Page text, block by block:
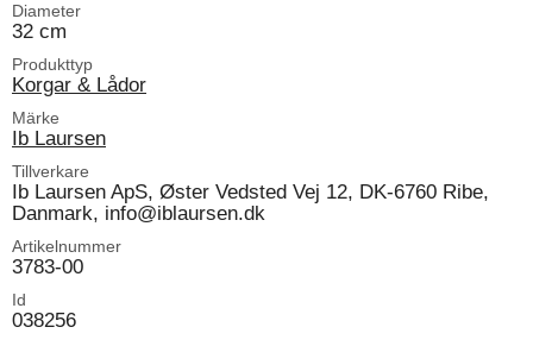
Diameter
32 cm
Produkttyp
Korgar & Lådor
Märke
Ib Laursen
Tillverkare
Ib Laursen ApS, Øster Vedsted Vej 12, DK-6760 Ribe,
Danmark, info@iblaursen.dk
Artikelnummer
3783-00
Id
038256